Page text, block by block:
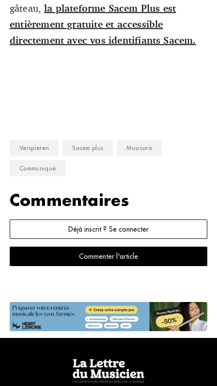
gâteau,la plateforme Sacem Plus est
entièrement gratuite et accessible
directement avec vos identifiants Sacem.
Verspieren Sacem plus Musicora
Communiqué
Commentaires
Déjà inscrit ? Se connecter
Commenter l'article